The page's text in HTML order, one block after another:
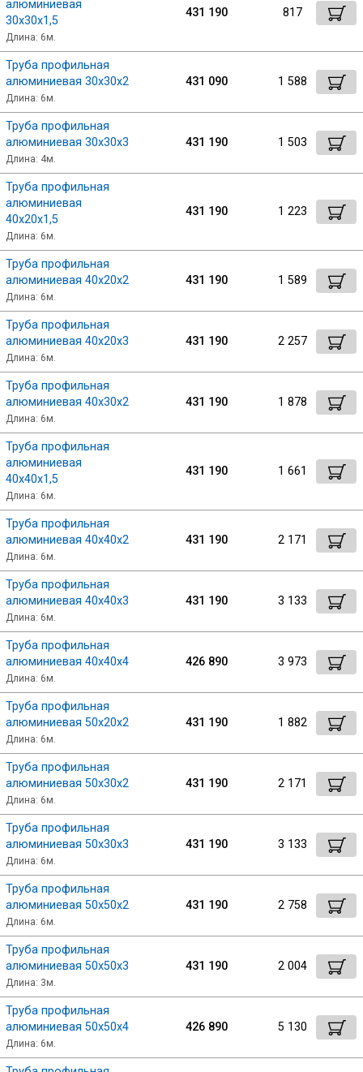
алюминиевая
30х30х1,5
Длина: 6м.
431 190 817
Труба профильная
алюминиевая 30х30х2
Длина: 6м.
431 090 1 588
Труба профильная
алюминиевая 30х30х3
Длина: 4м.
431 190 1 503
Труба профильная
алюминиевая
40х20х1,5
Длина: 6м.
431 190 1 223
Труба профильная
алюминиевая 40х20х2
Длина: 6м.
431 190 1 589
Труба профильная
алюминиевая 40х20х3
Длина: 6м.
431 190 2 257
Труба профильная
алюминиевая 40х30х2
Длина: 6м.
431 190 1 878
Труба профильная
алюминиевая
40х40х1,5
Длина: 6м.
431 190 1 661
Труба профильная
алюминиевая 40х40х2
Длина: 6м.
431 190 2 171
Труба профильная
алюминиевая 40х40х3
Длина: 6м.
431 190 3 133
Труба профильная
алюминиевая 40х40х4
Длина: 6м.
426 890 3 973
Труба профильная
алюминиевая 50х20х2
Длина: 6м.
431 190 1 882
Труба профильная
алюминиевая 50х30х2
Длина: 6м.
431 190 2 171
Труба профильная
алюминиевая 50х30х3
Длина: 6м.
431 190 3 133
Труба профильная
алюминиевая 50х50х2
Длина: 6м.
431 190 2 758
Труба профильная
алюминиевая 50х50х3
Длина: 3м.
431 190 2 004
Труба профильная
алюминиевая 50х50х4
Длина: 6м.
426 890 5 130